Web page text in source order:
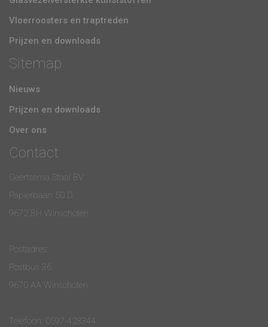
Vloerroosters en traptreden
Prijzen en downloads
Sitemap
Nieuws
Prijzen en downloads
Over ons
Contact
Geertsema Staal BV
Papierbaan 50 D
9672 BH Winschoten
Postadres:
Postbus 36
9670 AA Winschoten
Telefoon: 0597-423344